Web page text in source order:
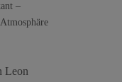
–
Leon